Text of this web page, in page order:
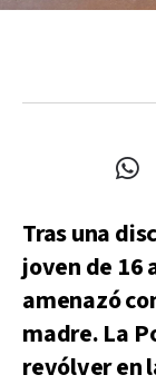
Tras una
joven de 16
amenazó
madre. La
revólver en